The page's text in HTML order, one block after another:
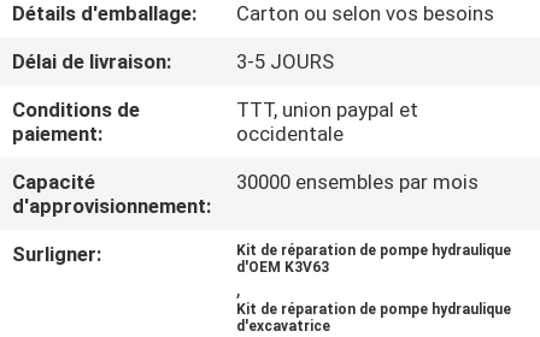
CONTRÔLE
DE
QUALITÉ
CONTACTEZ-
NOUS
Détails d'emballage:
Carton ou selon vos besoins
Délai de livraison:
3-5 JOURS
Conditions de
paiement:
TTT, union paypal et
occidentale
Capacité
d'approvisionnement:
30000 ensembles par mois
Surligner:
Kit de réparation de pompe hydraulique
d'OEM K3V63
,
Kit de réparation de pompe hydraulique
d'excavatrice